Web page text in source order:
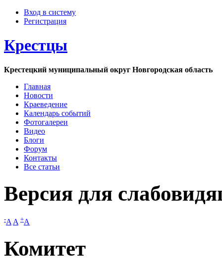
Вход в систему
Регистрация
Крестцы
Крестецкий муниципальный округ Новгородская область
Главная
Новости
Краеведение
Календарь событий
Фотогалереи
Видео
Блоги
Форум
Контакты
Все статьи
Версия для
-A A +A
Комитет